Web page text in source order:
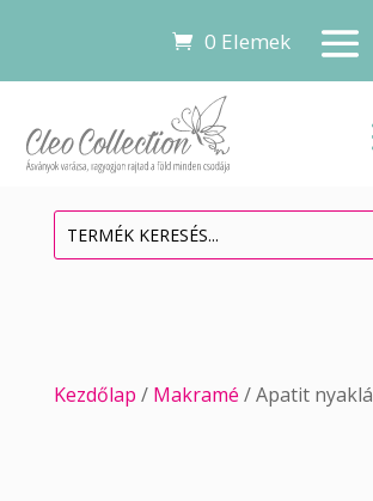
0 Elemek
Kezdőlap / Makramé / Apatit